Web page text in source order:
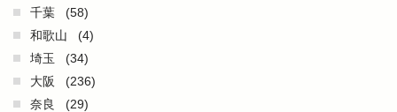
千葉
(58)
和歌山
(4)
埼玉
(34)
大阪
(236)
奈良
(29)